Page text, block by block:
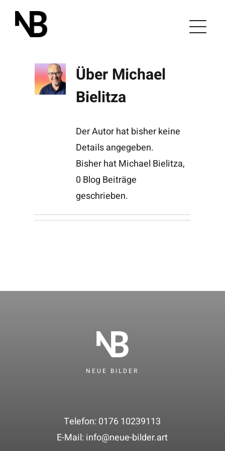
Inhalt
springen
Über Michael
Bielitza
Der Autor hat bisher keine
Details angegeben.
Bisher hat Michael Bielitza,
0 Blog Beiträge
geschrieben.
NEUE BILDER
Telefon: 0176 10239113
E-Mail: info@neue-bilder.art